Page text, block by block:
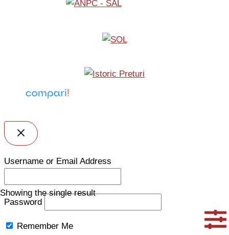
Showing the single result
Username or Email Address
Password
Remember Me